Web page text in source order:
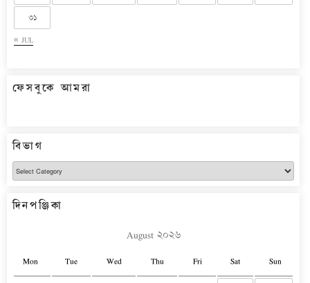
« JUL
৩১
ফেসবুকে আমরা
বিভাগ
বিভাগ
দিনপঞ্জিকা
August ২০২৬
Mon Tue Wed Thu Fri Sat Sun